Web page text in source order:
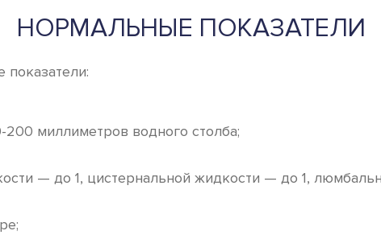
НОРМАЛЬНЫЕ ПОКАЗАТЕЛИ
миллиметров водного столба;
— до 1, цистернальной жидкости — до 1,